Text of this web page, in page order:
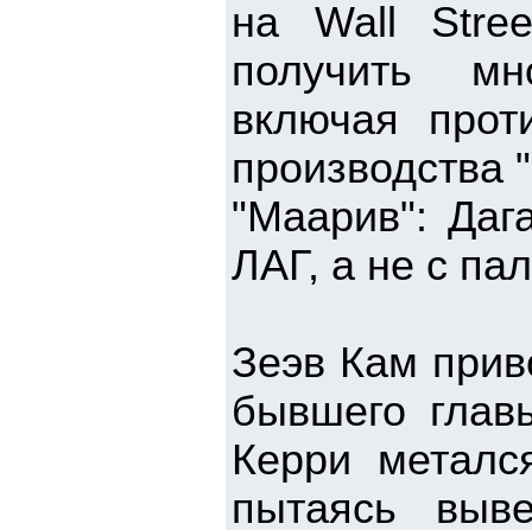
на Wall
получить
включая
производства
"Маарив":
ЛАГ, а не с
Зеэв Кам
бывшего
Керри
пытаясь